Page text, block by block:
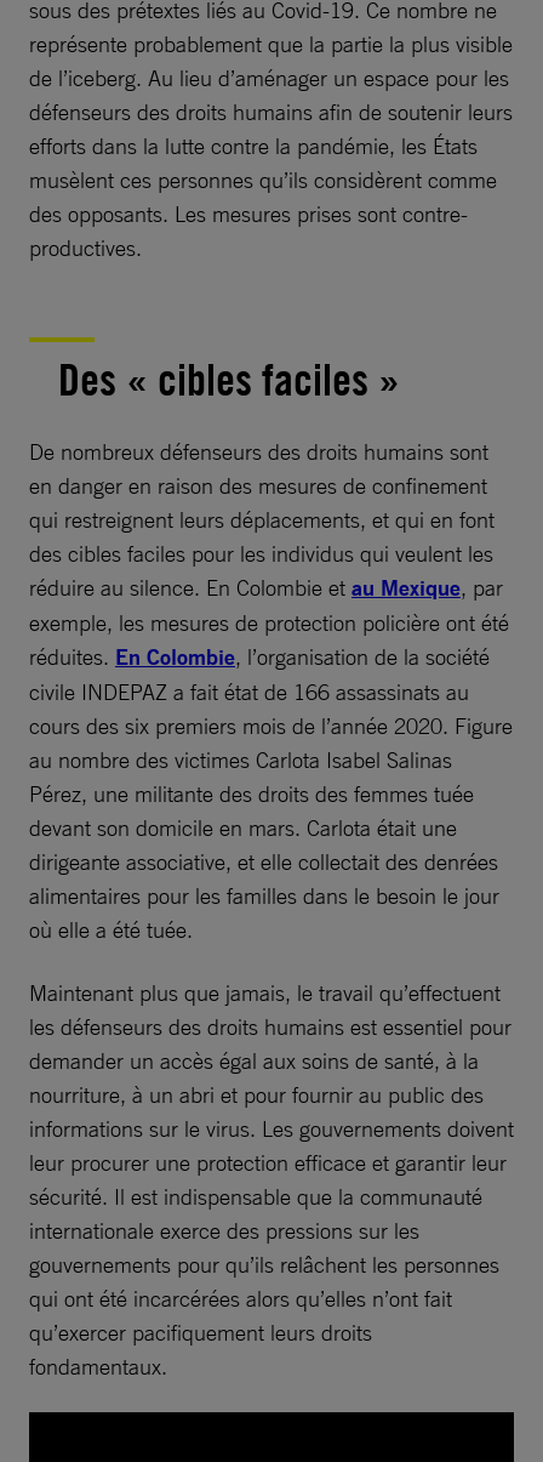
sous des prétextes liés au Covid-19. Ce nombre ne
représente probablement que la partie la plus visible
de l’iceberg. Au lieu d’aménager un espace pour les
défenseurs des droits humains afin de soutenir leurs
efforts dans la lutte contre la pandémie, les États
musèlent ces personnes qu’ils considèrent comme
des opposants. Les mesures prises sont contre-
productives.
Des « cibles faciles »
De nombreux défenseurs des droits humains sont
en danger en raison des mesures de confinement
qui restreignent leurs déplacements, et qui en font
des cibles faciles pour les individus qui veulent les
réduire au silence. En Colombie et au Mexique, par
exemple, les mesures de protection policière ont été
réduites. En Colombie, l’organisation de la société
civile INDEPAZ a fait état de 166 assassinats au
cours des six premiers mois de l’année 2020. Figure
au nombre des victimes Carlota Isabel Salinas
Pérez, une militante des droits des femmes tuée
devant son domicile en mars. Carlota était une
dirigeante associative, et elle collectait des denrées
alimentaires pour les familles dans le besoin le jour
où elle a été tuée.
Maintenant plus que jamais, le travail qu’effectuent
les défenseurs des droits humains est essentiel pour
demander un accès égal aux soins de santé, à la
nourriture, à un abri et pour fournir au public des
informations sur le virus. Les gouvernements doivent
leur procurer une protection efficace et garantir leur
sécurité. Il est indispensable que la communauté
internationale exerce des pressions sur les
gouvernements pour qu’ils relâchent les personnes
qui ont été incarcérées alors qu’elles n’ont fait
qu’exercer pacifiquement leurs droits
fondamentaux.